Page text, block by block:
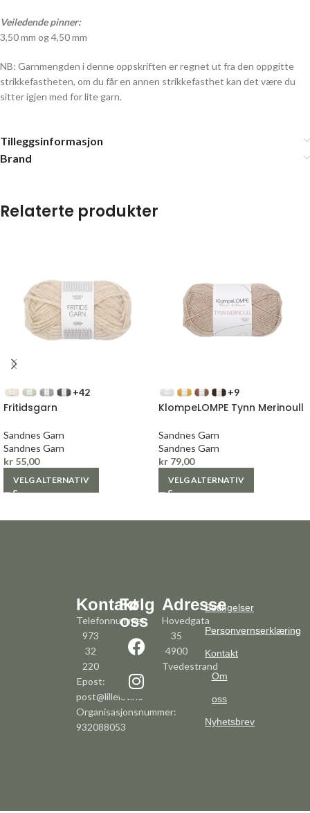
Veiledende pinner:
3,50 mm og 4,50 mm
NB: Garnmengden i denne oppskriften er regnet ut fra den oppgitte
strikkefastheten, om du får en annen strikkefasthet kan det være du
sitter igjen med for lite garn.
Tilleggsinformasjon
Brand
Relaterte produkter
+42
Fritidsgarn
Sandnes Garn
Sandnes Garn
kr 55,00
VELG ALTERNATIV
+9
KlompeLOMPE Tynn Merinoull
Sandnes Garn
Sandnes Garn
kr 79,00
VELG ALTERNATIV
Kontakt
Telefonnummer:
973
32
220
Epost:
post@lillelov.no
Organisasjonsnummer:
932088053
Følg
oss
Adresse
Hovedgata
35
4900
Tvedestrand
Betingelser
Personvernserklæring
Kontakt
Om
oss
Nyhetsbrev